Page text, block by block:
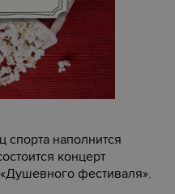
спорта наполнится
концерт
фестиваля».